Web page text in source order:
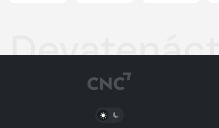
PŘEPNOUT SVĚTLÝ/TMAVÝ REŽIM